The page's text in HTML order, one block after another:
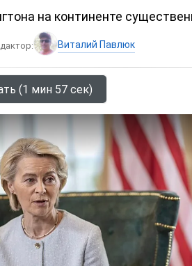
на континенте
Виталий Павлюк
(1 мин 57 сек)